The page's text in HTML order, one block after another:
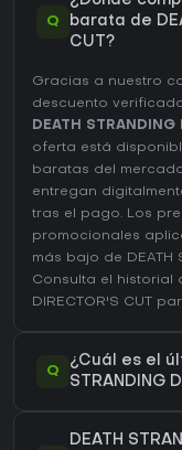
Q
barata de
CUT?
Gracias a nuestro
descuento
DEATH STRANDING
oferta está
baratas del
entregan
tras el pago. Los
promocionales
más bajo de DEATH
Consulta el
historial
DIRECTOR'S CUT
Q
¿Cuál es el
STRANDING
DEATH